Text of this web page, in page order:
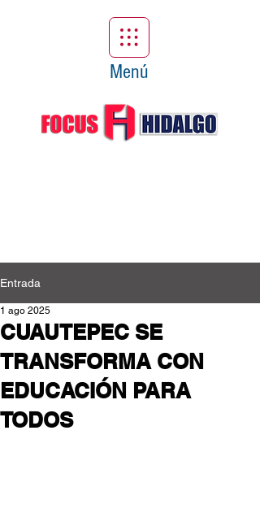
Menú
Entrada
CUAUTEPEC SE
TRANSFORMA CON
EDUCACIÓN PARA
TODOS
1 ago 2025